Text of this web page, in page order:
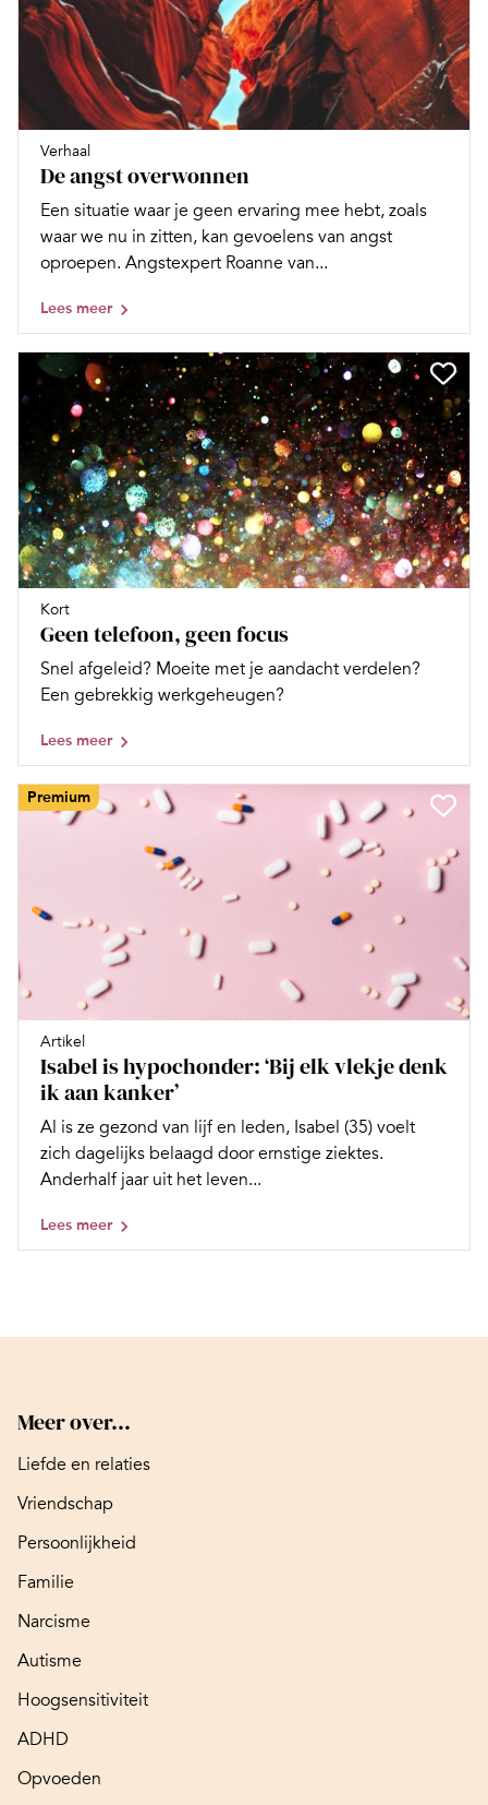
Verhaal
De angst overwonnen
Een situatie waar je geen ervaring mee hebt, zoals
waar we nu in zitten, kan gevoelens van angst
oproepen. Angstexpert Roanne van...
Lees meer
Kort
Geen telefoon, geen focus
Snel afgeleid? Moeite met je aandacht verdelen?
Een gebrekkig werkgeheugen?
Lees meer
Premium
Artikel
Isabel is hypochonder: ‘Bij elk vlekje denk
ik aan kanker’
Al is ze gezond van lijf en leden, Isabel (35) voelt
zich dagelijks belaagd door ernstige ziektes.
Anderhalf jaar uit het leven...
Lees meer
Meer over...
Liefde en relaties
Vriendschap
Persoonlijkheid
Familie
Narcisme
Autisme
Hoogsensitiviteit
ADHD
Opvoeden